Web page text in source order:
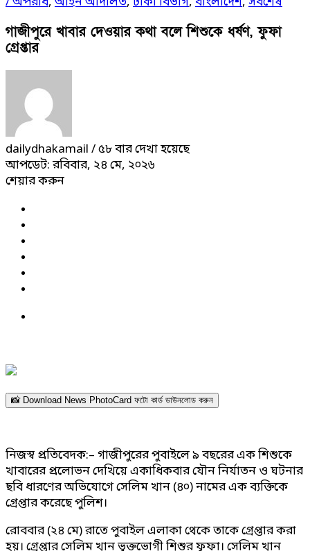
গাজীপুরে খাবার দেওয়ার কথা বলে শিশুকে ধর্ষণ, ফুফা
গ্রেপ্তার
dailydhakamail / ৫৮ বার দেখা হয়েছে
আপডেট: রবিবার, ২৪ মে, ২০২৬
শেয়ার করুন
📸 Download News PhotoCard ফটো কার্ড ডাউনলোড করুন
নিজস্ব প্রতিবেদক:– গাজীপুরের পুবাইলে ৯ বছরের এক শিশুকে
খাবারের প্রলোভন দেখিয়ে একাধিকবার যৌন নির্যাতন ও ঘটনার
ছবি ধারণের অভিযোগে সেলিম খান (৪০) নামের এক ব্যক্তিকে
গ্রেপ্তার করেছে পুলিশ।
রোববার (২৪ মে) রাতে পুবাইল এলাকা থেকে তাকে গ্রেপ্তার করা
হয়। গ্রেপ্তার সেলিম খান ভুক্তভোগী শিশুর ফুফা। সেলিম খান